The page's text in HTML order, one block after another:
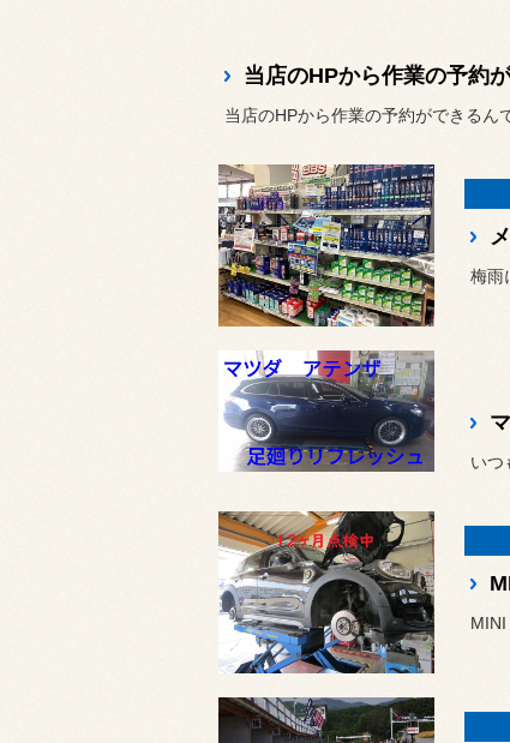
当店のHPから作業の予約
当店のHPから作業の予約ができるん
梅雨
MINI